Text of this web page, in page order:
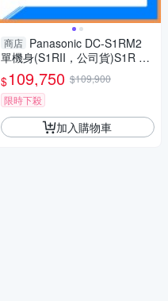
商店 Panasonic DC-S1RM2
單機身(S1RII，公司貨)S1R Ma
rk II S1R2
$109,750 $109,900
限時下殺
加入購物車